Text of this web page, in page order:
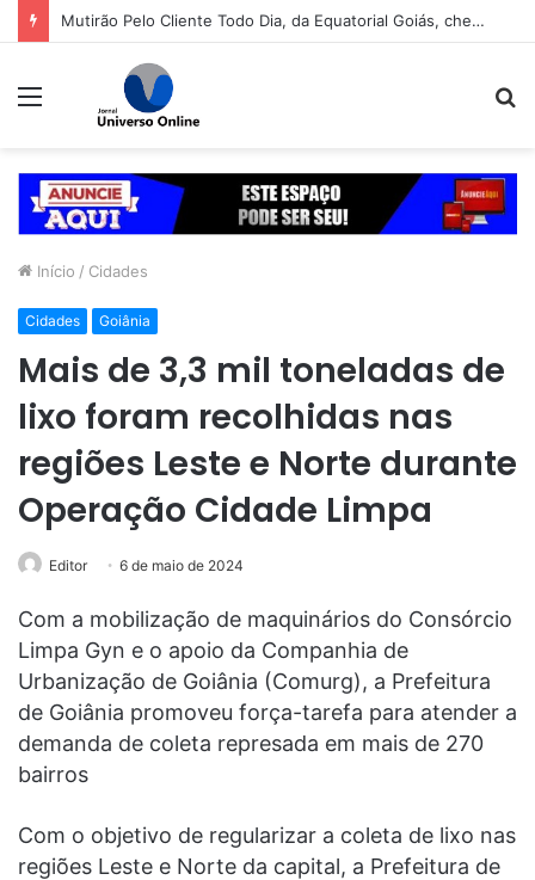
Mutirão Pelo Cliente Todo Dia, da Equatorial Goiás, chega a Goiânia na próxima segunda-feira (10)
Menu
Início / Cidades
Cidades Goiânia
Mais de 3,3 mil toneladas de
lixo foram recolhidas nas
regiões Leste e Norte durante
Operação Cidade Limpa
Editor 6 de maio de 2024
Com a mobilização de maquinários do Consórcio
Limpa Gyn e o apoio da Companhia de
Urbanização de Goiânia (Comurg), a Prefeitura
de Goiânia promoveu força-tarefa para atender a
demanda de coleta represada em mais de 270
bairros
Com o objetivo de regularizar a coleta de lixo nas
regiões Leste e Norte da capital, a Prefeitura de